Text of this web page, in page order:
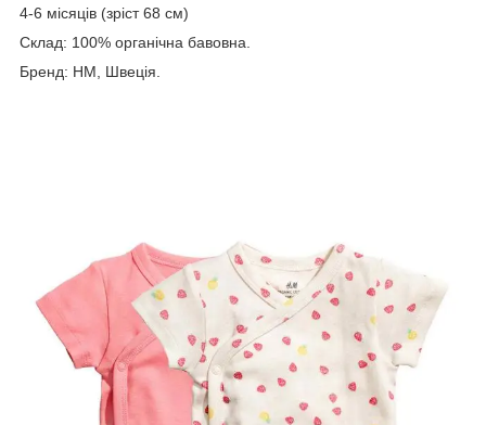
4-6 місяців (зріст 68 см)
Склад: 100% органічна бавовна.
Бренд: HM, Швеція.